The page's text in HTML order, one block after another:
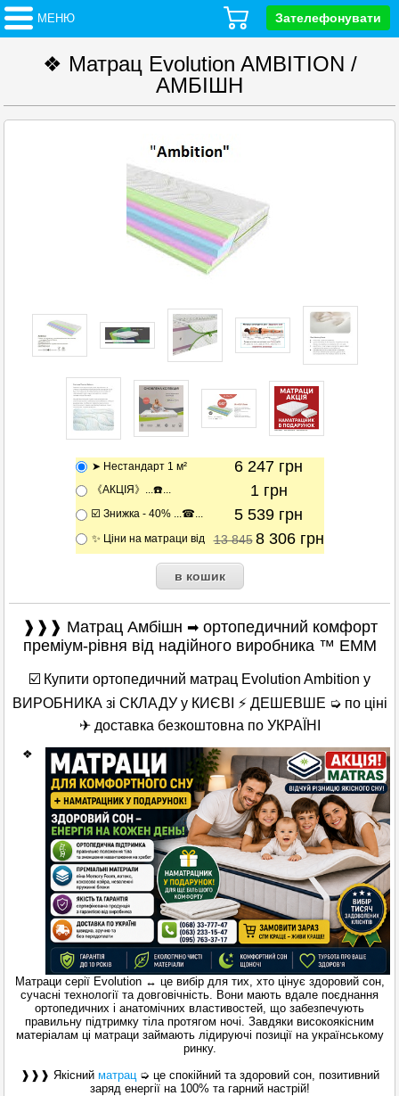
МЕНЮ Зателефонувати
❖ Матрац Evolution AMBITION /
АМБІШН
➤ Нестандарт 1 м² 6 247 грн
《АКЦІЯ》...☎️... 1 грн
☑️ Знижка - 40% ...☎... 5 539 грн
✨ Ціни на матраци від 13 845 8 306 грн
❱❱❱ Матрац Амбішн ➡ортопедичний комфорт
преміум-рівня від надійного виробника ™ ЕММ
☑️ Купити ортопедичний матрац Evolution Ambition у
ВИРОБНИКА зі СКЛАДУ у КИЄВІ ⚡ ДЕШЕВШЕ ➭ по ціні
✈ доставка безкоштовна по УКРАЇНІ
❖
Матраци серії Evolution ↔ це вибір для тих, хто цінує здоровий сон,
сучасні технології та довговічність. Вони мають вдале поєднання
ортопедичних і анатомічних властивостей, що забезпечують
правильну підтримку тіла протягом ночі. Завдяки високоякісним
матеріалам ці матраци займають лідируючі позиції на українському
ринку.
❱❱❱ Якісний матрац➭ це спокійний та здоровий сон, позитивний
заряд енергії на 100% та гарний настрій!